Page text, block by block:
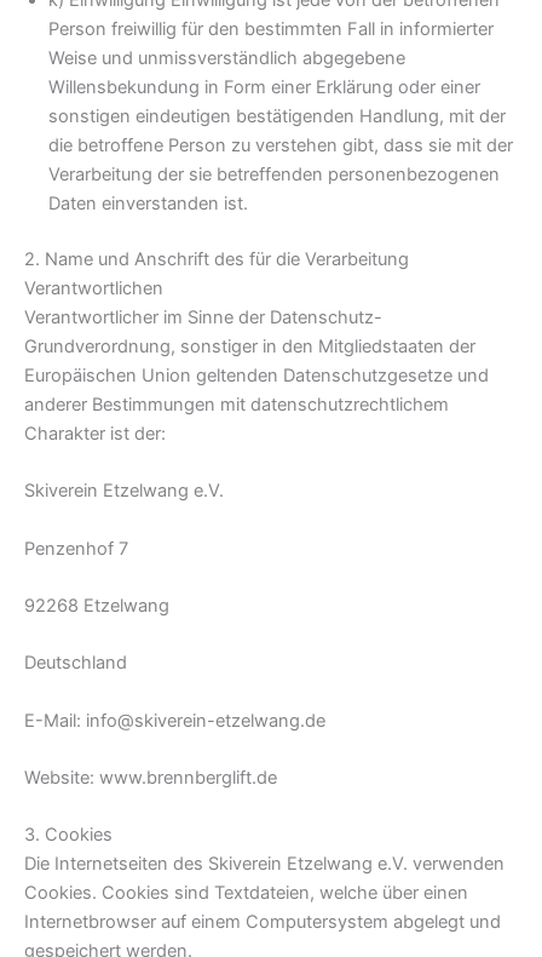
Person freiwillig für den bestimmten Fall in informierter
Weise und unmissverständlich abgegebene
Willensbekundung in Form einer Erklärung oder einer
sonstigen eindeutigen bestätigenden Handlung, mit der
die betroffene Person zu verstehen gibt, dass sie mit der
Verarbeitung der sie betreffenden personenbezogenen
Daten einverstanden ist.
2. Name und Anschrift des für die Verarbeitung
Verantwortlichen
Verantwortlicher im Sinne der Datenschutz-
Grundverordnung, sonstiger in den Mitgliedstaaten der
Europäischen Union geltenden Datenschutzgesetze und
anderer Bestimmungen mit datenschutzrechtlichem
Charakter ist der:
Skiverein Etzelwang e.V.
Penzenhof 7
92268 Etzelwang
Deutschland
E-Mail: info@skiverein-etzelwang.de
Website: www.brennberglift.de
3. Cookies
Die Internetseiten des Skiverein Etzelwang e.V. verwenden
Cookies. Cookies sind Textdateien, welche über einen
Internetbrowser auf einem Computersystem abgelegt und
gespeichert werden.